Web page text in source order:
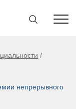
непрерывного